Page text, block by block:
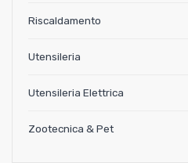
Riscaldamento
Utensileria
Utensileria Elettrica
Zootecnica & Pet